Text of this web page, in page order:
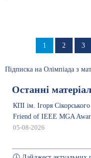
Сторінка
1 Сторінка
2 3
Підписка на Олімпіада з
Останні
КПІ ім. Ігоря
Friend of IEEE MGA
05-08-2026